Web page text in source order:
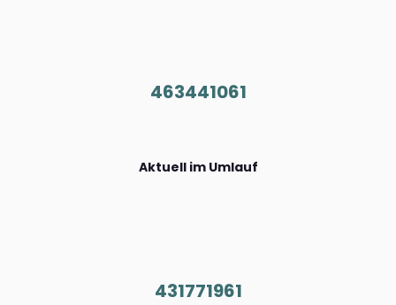
463441061
Aktuell im Umlauf
431771961